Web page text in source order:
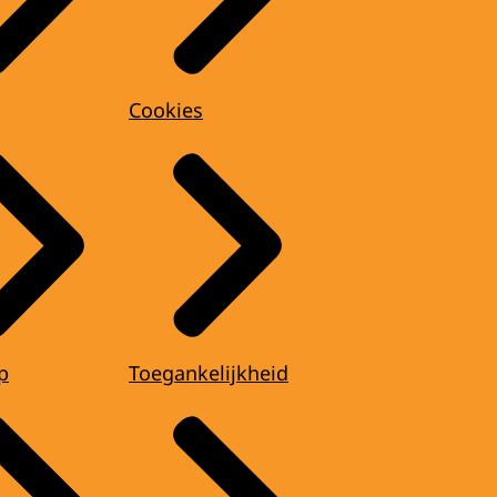
Cookies
Toegankelijkheid